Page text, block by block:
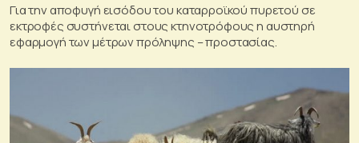
Για την αποφυγή εισόδου του καταρροϊκού πυρετού σε
εκτροφές συστήνεται στους κτηνοτρόφους η αυστηρή
εφαρμογή των μέτρων πρόληψης – προστασίας.